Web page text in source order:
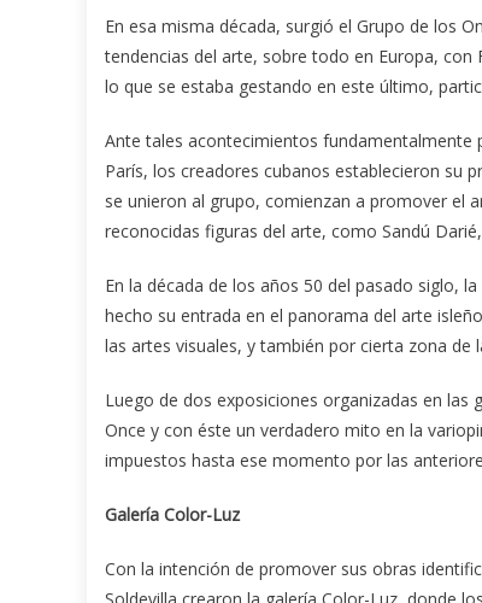
En esa misma década, surgió el Grupo de los
tendencias del arte, sobre todo en Europa, con
lo que se estaba gestando en este último,
Ante tales acontecimientos fundamentalmente
París, los creadores cubanos establecieron su
se unieron al grupo, comienzan a promover el
reconocidas figuras del arte, como Sandú
En la década de los años 50 del pasado siglo,
hecho su entrada en el panorama del arte
las artes visuales, y también por cierta zona de
Luego de dos exposiciones organizadas en las
Once y con éste un verdadero mito en la
impuestos hasta ese momento por las
Galería Color-Luz
Con la intención de promover sus obras